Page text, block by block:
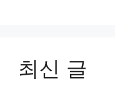
최신 글